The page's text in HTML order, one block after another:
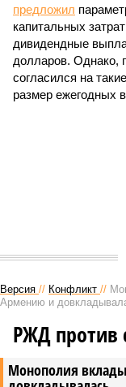
предложил
капитальных
дивидендные
долларов. Однако,
согласился на
размер ежегодных
Версия // Конфликт //
Армению и
Монополия
РЖД против